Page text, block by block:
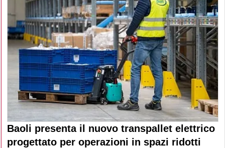
Baoli presenta il nuovo transpallet elettrico
progettato per operazioni in spazi ridotti